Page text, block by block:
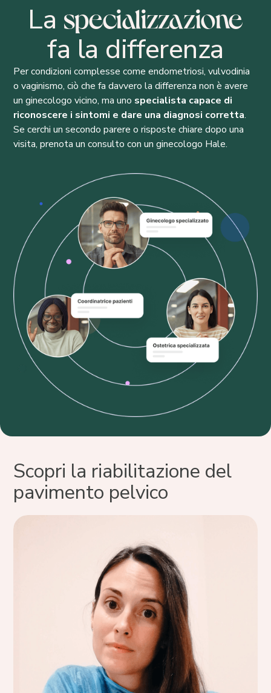
La specializzazione
fa la differenza
Per condizioni complesse come endometriosi, vulvodinia
o vaginismo, ciò che fa davvero la differenza non è avere
un ginecologo vicino, ma uno specialista capace di
riconoscere i sintomi e dare una diagnosi corretta.
Se cerchi un secondo parere o risposte chiare dopo una
visita, prenota un consulto con un ginecologo Hale.
Scopri la riabilitazione del
pavimento pelvico